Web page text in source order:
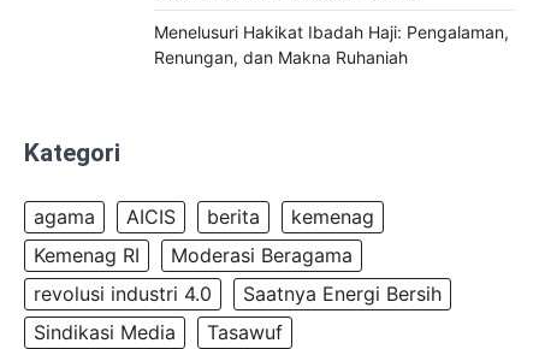
Menelusuri Hakikat Ibadah Haji: Pengalaman,
Renungan, dan Makna Ruhaniah
Kategori
agama AICIS berita
kemenag
Kemenag RI
Moderasi Beragama
revolusi industri 4.0
Saatnya Energi Bersih
Sindikasi Media
Tasawuf